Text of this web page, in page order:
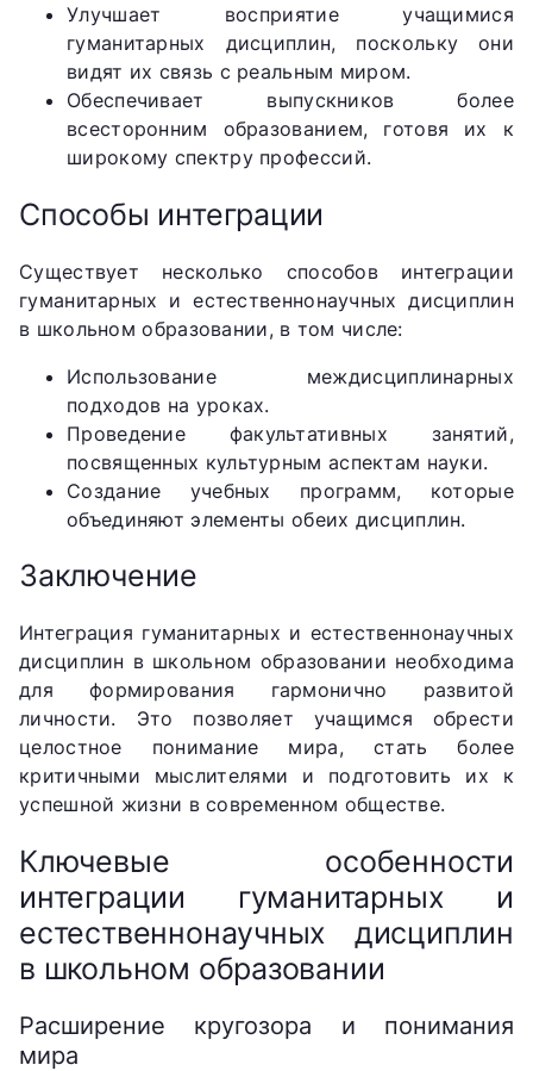
Улучшает восприятие учащимися
гуманитарных дисциплин, поскольку они
видят их связь с реальным миром.
Обеспечивает выпускников более
всесторонним образованием, готовя их к
широкому спектру профессий.
Способы интеграции
Существует несколько способов интеграции
гуманитарных и естественнонаучных дисциплин
в школьном образовании, в том числе:
Использование междисциплинарных
подходов на уроках.
Проведение факультативных занятий,
посвященных культурным аспектам науки.
Создание учебных программ, которые
объединяют элементы обеих дисциплин.
Заключение
Интеграция гуманитарных и естественнонаучных
дисциплин в школьном образовании необходима
для формирования гармонично развитой
личности. Это позволяет учащимся обрести
целостное понимание мира, стать более
критичными мыслителями и подготовить их к
успешной жизни в современном обществе.
Ключевые особенности
интеграции гуманитарных и
естественнонаучных дисциплин
в школьном образовании
Расширение кругозора и понимания
мира